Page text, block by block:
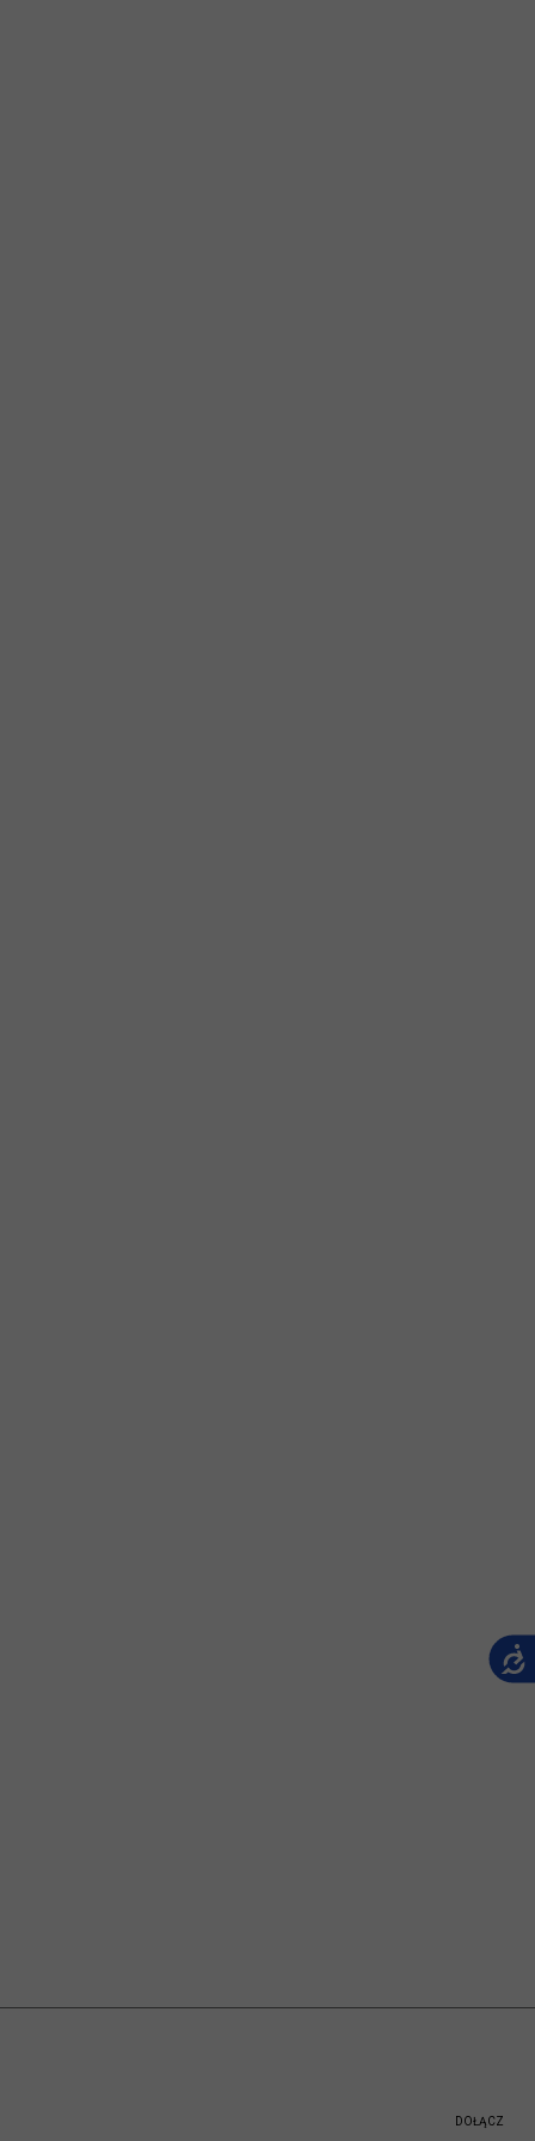
DOŁĄCZ